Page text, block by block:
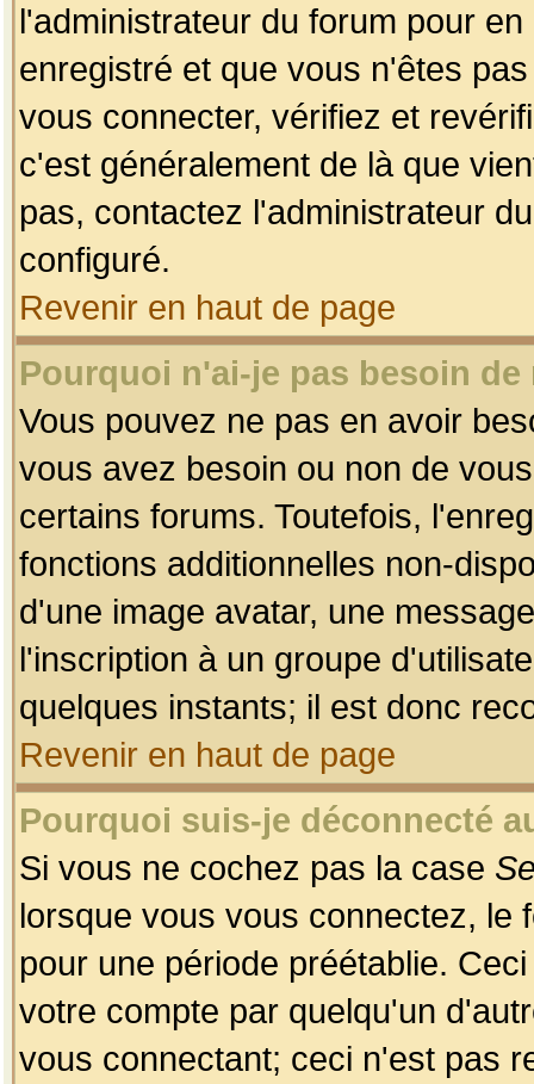
l'administrateur du forum pour
enregistré et que vous n'êtes
vous connecter, vérifiez et
c'est généralement de là que
pas, contactez l'administrateur
configuré.
Revenir en haut de page
Pourquoi n'ai-je pas besoin
Vous pouvez ne pas en avoir
vous avez besoin ou non de
certains forums. Toutefois,
fonctions additionnelles non-
d'une image avatar, une
l'inscription à un groupe
quelques instants; il est donc
Revenir en haut de page
Pourquoi suis-je déconnecté
Si vous ne cochez pas la case
lorsque vous vous connectez, le
pour une période préétablie.
votre compte par quelqu'un
vous connectant; ceci n'est pas